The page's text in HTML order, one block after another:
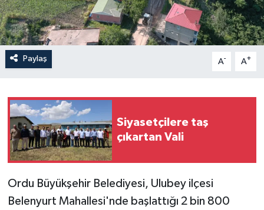
Paylaş A- A+
Siyasetçilere taş
çıkartan Vali
Ordu Büyükşehir Belediyesi, Ulubey ilçesi
Belenyurt Mahallesi'nde başlattığı 2 bin 800